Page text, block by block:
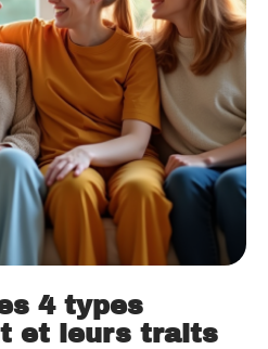
4 types
et leurs traits